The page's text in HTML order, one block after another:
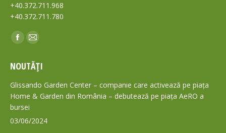
+40.372.711.968
+40.372.711.780
Find us on:
Facebook
opens
in
new
window
Mail
opens
in
new
NOUTĂȚI
Glissando Garden Center – companie care activează pe piața
Home & Garden din România – debutează pe piața AeRO a
bursei
03/06/2024